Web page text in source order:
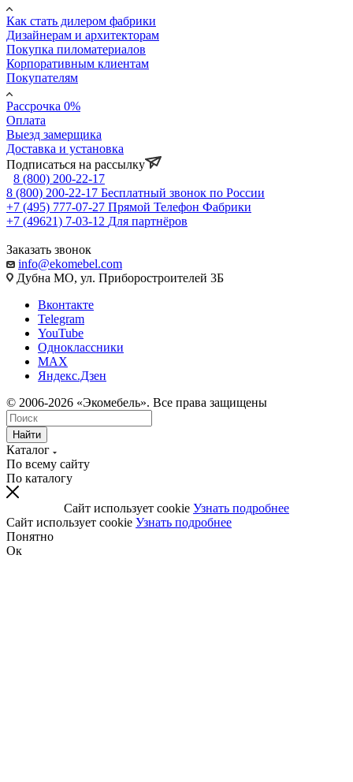
Как стать дилером фабрики
Дизайнерам и архитекторам
Покупка пиломатериалов
Корпоративным клиентам
Покупателям
Рассрочка 0%
Оплата
Выезд замерщика
Доставка и установка
Подписаться на рассылку
8 (800) 200-22-17
8 (800) 200-22-17 Бесплатный звонок по России
+7 (495) 777-07-27 Прямой Телефон Фабрики
+7 (49621) 7-03-12 Для партнёров
Заказать звонок
info@ekomebel.com
Дубна МО, ул. Приборостроителей 3Б
Вконтакте
Telegram
YouTube
Одноклассники
MAX
Яндекс.Дзен
© 2006-2026 «Экомебель». Все права защищены
Найти
Каталог
По всему сайту
По каталогу
Сайт использует cookie Узнать подробнее
Сайт использует cookie Узнать подробнее
Понятно
Ок